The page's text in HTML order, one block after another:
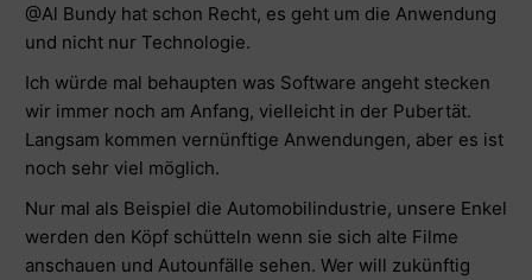
@Al Bundy hat schon Recht, es geht um die Anwendung
und nicht nur Technologie.
Ich würde mal behaupten was Software angeht stecken
wir immer noch am Anfang, vielleicht in der Pubertät.
Langsam kommen vernünftige Anwendungen, aber es ist
noch sehr viel möglich.
Nur mal als Beispiel die Automobilindustrie, unsere Enkel
werden den Köpf schütteln wenn sie sich alte Filme
anschauen und Autounfälle sehen. Wer will zukünftig